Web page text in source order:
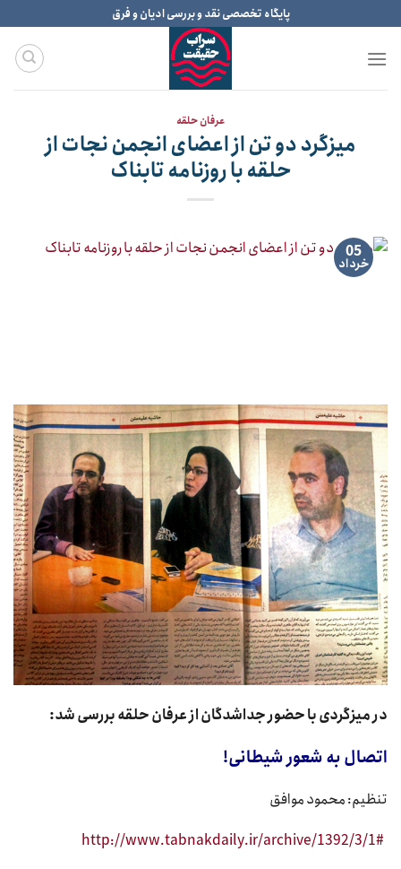
to
content
پایگاه تخصصی نقد و بررسی ادیان و فرق
عرفان حلقه
میزگرد دو تن از اعضای انجمن نجات از
حلقه با روزنامه تابناک
05
خرداد
در میزگردی با حضور جداشدگان از عرفان حلقه بررسی شد:
اتصال به شعور شیطانی!
تنظیم: محمود موافق
http://www.tabnakdaily.ir/archive/1392/3/1#